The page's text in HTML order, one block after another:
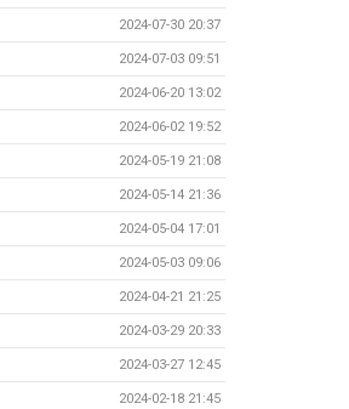
2024-07-30 20:37
2024-07-03 09:51
2024-06-20 13:02
2024-06-02 19:52
2024-05-19 21:08
2024-05-14 21:36
2024-05-04 17:01
2024-05-03 09:06
2024-04-21 21:25
2024-03-29 20:33
2024-03-27 12:45
2024-02-18 21:45